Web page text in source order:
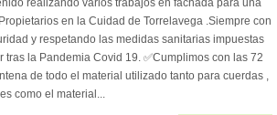
realizando varios trabajos en fachada para una
en la Cuidad de Torrelavega .Siempre con
y respetando las medidas sanitarias impuestas
tras la Pandemia Covid 19. ✅Cumplimos con las 72
de todo el material utilizado tanto para cuerdas ,
como el material...